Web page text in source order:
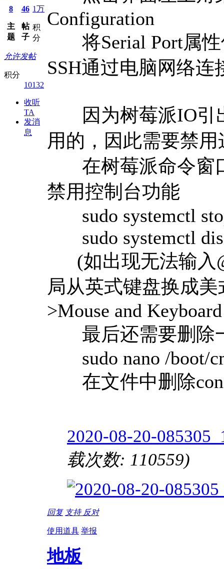
8
主
题
46
帖
子
1万
积
分
允许发帖
积分
10132
收听
TA
发消
息
Configuration
将Serial Port属性
SSH通过电脑网络
因为树莓派IO引
用的，因此需要禁
在树莓派命令窗
禁用控制台功能
sudo systemctl
sudo systemctl
(如出现无法输入
局从英式键盘换成美
>Mouse and
最后还需要删除
sudo nano /boot/
在文件中删除
2020-08-20-
载次数: 110559)
回复 支持 反对
使用道具 举报
地板